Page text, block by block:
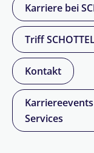
Karriere bei
Triff
Kontakt
Services